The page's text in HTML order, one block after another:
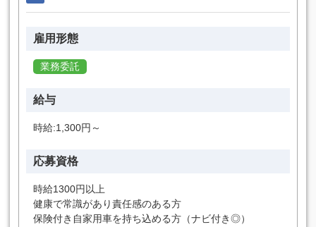
雇用形態
業務委託
給与
時給:1,300円～
応募資格
時給1300円以上
健康で常識があり責任感のある方
保険付き自家用車を持ち込める方（ナビ付き◎）